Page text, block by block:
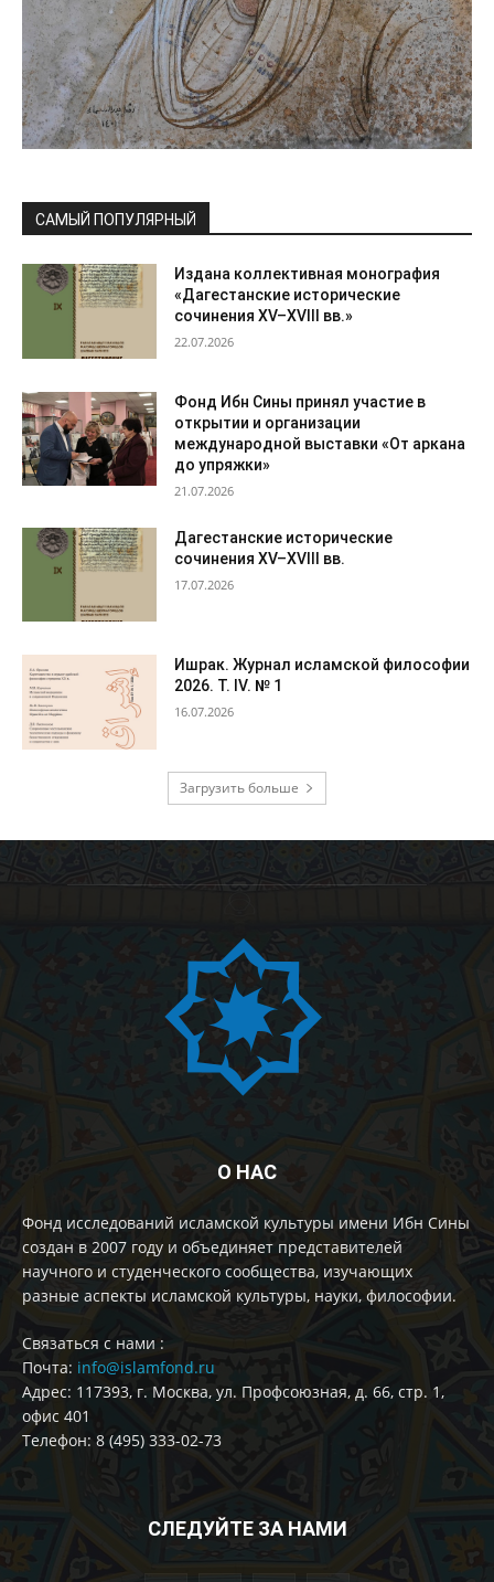
САМЫЙ ПОПУЛЯРНЫЙ
Издана коллективная монография
«Дагестанские исторические
сочинения XV–XVIII вв.»
22.07.2026
Фонд Ибн Сины принял участие в
открытии и организации
международной выставки «От аркана
до упряжки»
21.07.2026
Дагестанские исторические
сочинения XV–XVIII вв.
17.07.2026
Ишрак. Журнал исламской философии
2026. Т. IV. № 1
16.07.2026
Загрузить больше
О НАС
Фонд исследований исламской культуры имени Ибн Сины
создан в 2007 году и объединяет представителей
научного и студенческого сообщества, изучающих
разные аспекты исламской культуры, науки, философии.
Cвязаться с нами :
Почта: info@islamfond.ru
Адрес: 117393, г. Москва, ул. Профсоюзная, д. 66, стр. 1,
офис 401
Телефон: 8 (495) 333-02-73
СЛЕДУЙТЕ ЗА НАМИ